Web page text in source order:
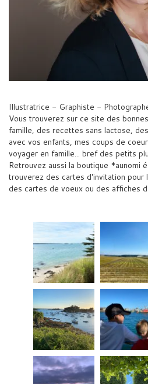
Illustratrice - Graphiste -
Vous trouverez sur ce site des
famille, des recettes sans lactose,
avec vos enfants, mes coups de
voyager en famille... bref des petits
Retrouvez aussi la boutique *aunomi
trouverez des cartes d'invitation pour
des cartes de voeux ou des affiches